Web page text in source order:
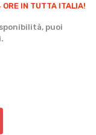
IN TUTTA ITALIA!
puoi